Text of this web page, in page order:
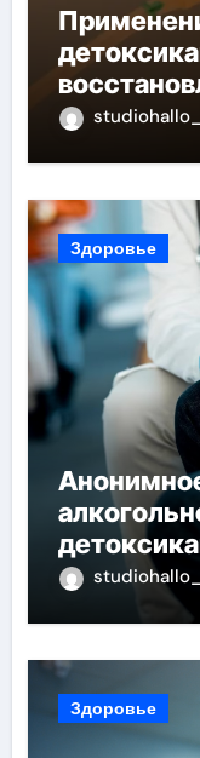
studiohallo_
Здоровье
studiohallo_
Здоровье